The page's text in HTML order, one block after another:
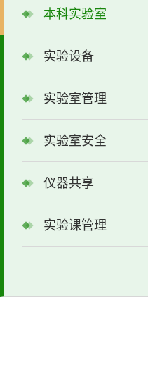
本科实验室
实验设备
实验室管理
实验室安全
仪器共享
实验课管理